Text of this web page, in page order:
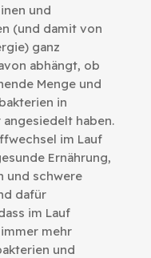
und
(und damit von
ganz
abhängt, ob
Menge und
in
haben.
im Lauf
Ernährung,
und schwere
dafür
im Lauf
mehr
und